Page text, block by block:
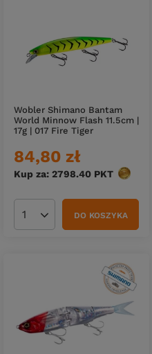
Wobler Shimano Bantam
World Minnow Flash 11.5cm |
17g | 017 Fire Tiger
84,80 zł
Kup za: 2798.40 PKT punktów
Ilość produktówDO KOSZYKA